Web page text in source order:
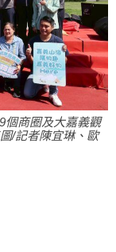
個商圈及大嘉義觀
/記者陳宜琳、歐